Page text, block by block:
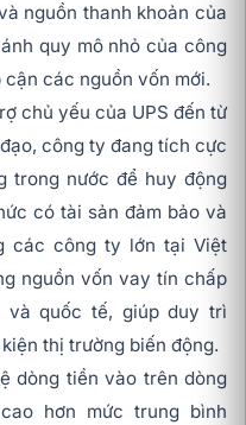
nguồn thanh khoản của
quy mô nhỏ của công
các nguồn vốn mới.
chủ yếu của UPS đến từ
công ty đang tích cực
trong nước để huy động
có tài sản đảm bảo và
các công ty lớn tại Việt
nguồn vốn vay tín chấp
và quốc tế, giúp duy trì
thị trường biến động.
dòng tiền vào trên dòng
hơn mức trung bình